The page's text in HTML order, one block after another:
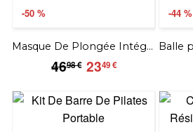
-50 %
Masque De Plongée Intégral - BlueOcean™
4698 €46.98
2349 €23.49
-44 %